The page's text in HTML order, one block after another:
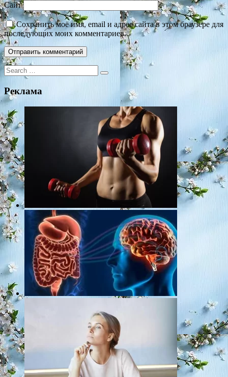
Сайт
Сохранить моё имя, email и адрес сайта в этом браузере для
последующих моих комментариев.
Search
for:
Реклама